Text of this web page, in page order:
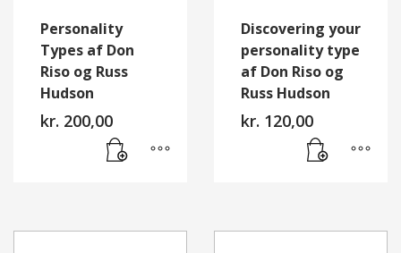
Personality
Types af Don
Riso og Russ
Hudson
kr. 200,00
Discovering your
personality type
af Don Riso og
Russ Hudson
kr. 120,00